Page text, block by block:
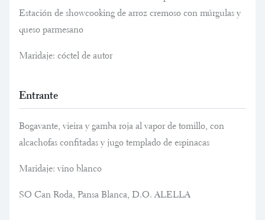
Estación de showcooking de arroz cremoso con múrgulas y
queso parmesano
Maridaje: cóctel de autor
Entrante
Bogavante, vieira y gamba roja al vapor de tomillo, con
alcachofas confitadas y jugo templado de espinacas
Maridaje: vino blanco
SO Can Roda, Pansa Blanca, D.O. ALELLA